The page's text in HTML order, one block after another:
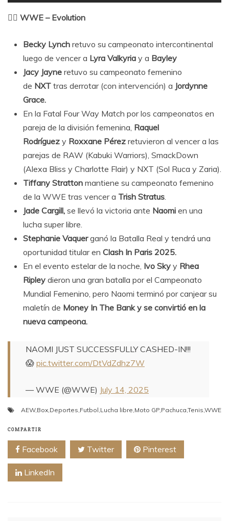
🤼‍♀️ WWE – Evolution
Becky Lynch retuvo su campeonato intercontinental
luego de vencer a Lyra Valkyria y a Bayley
Jacy Jayne retuvo su campeonato femenino
de NXT tras derrotar (con intervención) a Jordynne
Grace.
En la Fatal Four Way Match por los campeonatos en
pareja de la división femenina, Raquel
Rodríguez y Roxxane Pérez retuvieron al vencer a las
parejas de RAW (Kabuki Warriors), SmackDown
(Alexa Bliss y Charlotte Flair) y NXT (Sol Ruca y Zaria).
Tiffany Stratton mantiene su campeonato femenino
de la WWE tras vencer a Trish Stratus.
Jade Cargill, se llevó la victoria ante Naomi en una
lucha super libre.
Stephanie Vaquerganó la Batalla Real y tendrá una
oportunidad titular en Clash In Paris 2025.
En el evento estelar de la noche, Ivo Sky y Rhea
Ripley dieron una gran batalla por el Campeonato
Mundial Femenino, pero Naomi terminó por canjear su
maletín de Money In The Bank y se convirtió en la
nueva campeona.
NAOMI JUST SUCCESSFULLY CASHED-IN!!!
😱 pic.twitter.com/DtVdZdhz7W
— WWE (@WWE) July 14, 2025
AEW,Box,Deportes,Futbol,Lucha libre,Moto GP,Pachuca,Tenis,WWE
COMPARTIR
Facebook Twitter Pinterest
LinkedIn